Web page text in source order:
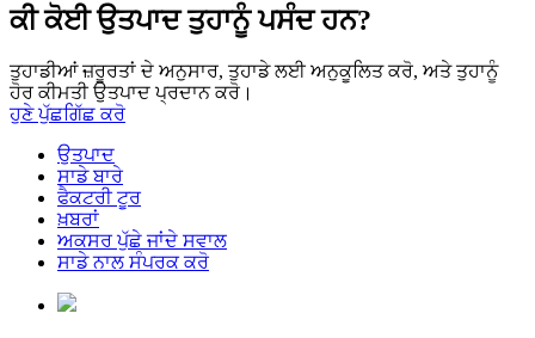
ਕੀ ਕੋਈ ਉਤਪਾਦ ਤੁਹਾਨੂੰ ਪਸੰਦ ਹਨ?
ਤੁਹਾਡੀਆਂ ਜ਼ਰੂਰਤਾਂ ਦੇ ਅਨੁਸਾਰ, ਤੁਹਾਡੇ ਲਈ ਅਨੁਕੂਲਿਤ ਕਰੋ, ਅਤੇ ਤੁਹਾਨੂੰ
ਹੋਰ ਕੀਮਤੀ ਉਤਪਾਦ ਪ੍ਰਦਾਨ ਕਰੋ।
ਹੁਣੇ ਪੁੱਛਗਿੱਛ ਕਰੋ
ਉਤਪਾਦ
ਸਾਡੇ ਬਾਰੇ
ਫੈਕਟਰੀ ਟੂਰ
ਖ਼ਬਰਾਂ
ਅਕਸਰ ਪੁੱਛੇ ਜਾਂਦੇ ਸਵਾਲ
ਸਾਡੇ ਨਾਲ ਸੰਪਰਕ ਕਰੋ